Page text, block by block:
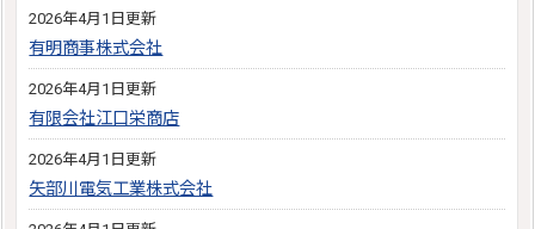
2026年4月1日更新
有明商事株式会社
2026年4月1日更新
有限会社江口栄商店
2026年4月1日更新
矢部川電気工業株式会社